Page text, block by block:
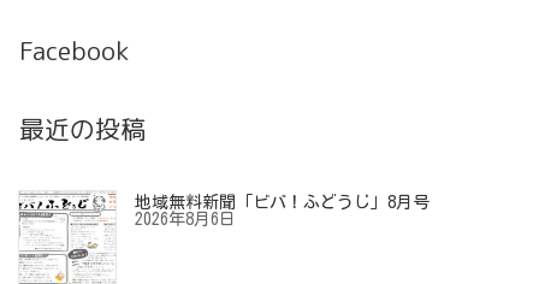
Facebook
最近の投稿
地域無料新聞「ビバ！ふどうじ」8月号
2026年8月6日